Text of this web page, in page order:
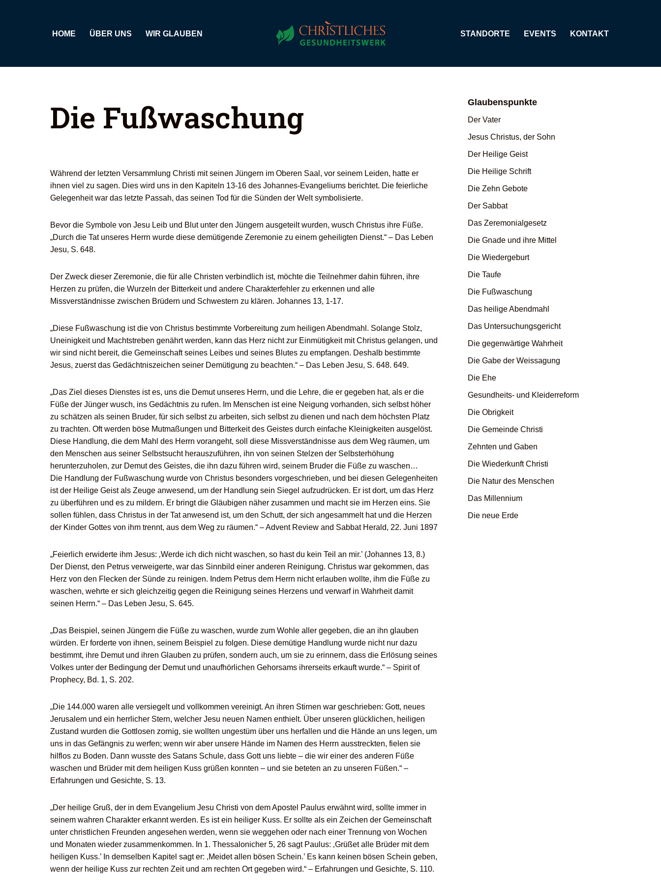
HOME ÜBER UNS WIR GLAUBEN STANDORTE EVENTS KONTAKT
Die Fußwaschung
Während der letzten Versammlung Christi mit seinen Jüngern im Oberen Saal, vor seinem Leiden, hatte er
ihnen viel zu sagen. Dies wird uns in den Kapiteln 13-16 des Johannes-Evangeliums berichtet. Die feierliche
Gelegenheit war das letzte Passah, das seinen Tod für die Sünden der Welt symbolisierte.
Bevor die Symbole von Jesu Leib und Blut unter den Jüngern ausgeteilt wurden, wusch Christus ihre Füße.
„Durch die Tat unseres Herrn wurde diese demütigende Zeremonie zu einem geheiligten Dienst.“ – Das Leben
Jesu, S. 648.
Der Zweck dieser Zeremonie, die für alle Christen verbindlich ist, möchte die Teilnehmer dahin führen, ihre
Herzen zu prüfen, die Wurzeln der Bitterkeit und andere Charakterfehler zu erkennen und alle
Missverständnisse zwischen Brüdern und Schwestern zu klären. Johannes 13, 1-17.
„Diese Fußwaschung ist die von Christus bestimmte Vorbereitung zum heiligen Abendmahl. Solange Stolz,
Uneinigkeit und Machtstreben genährt werden, kann das Herz nicht zur Einmütigkeit mit Christus gelangen, und
wir sind nicht bereit, die Gemeinschaft seines Leibes und seines Blutes zu empfangen. Deshalb bestimmte
Jesus, zuerst das Gedächtniszeichen seiner Demütigung zu beachten.“ – Das Leben Jesu, S. 648. 649.
„Das Ziel dieses Dienstes ist es, uns die Demut unseres Herrn, und die Lehre, die er gegeben hat, als er die
Füße der Jünger wusch, ins Gedächtnis zu rufen. Im Menschen ist eine Neigung vorhanden, sich selbst höher
zu schätzen als seinen Bruder, für sich selbst zu arbeiten, sich selbst zu dienen und nach dem höchsten Platz
zu trachten. Oft werden böse Mutmaßungen und Bitterkeit des Geistes durch einfache Kleinigkeiten ausgelöst.
Diese Handlung, die dem Mahl des Herrn vorangeht, soll diese Missverständnisse aus dem Weg räumen, um
den Menschen aus seiner Selbstsucht herauszuführen, ihn von seinen Stelzen der Selbsterhöhung
herunterzuholen, zur Demut des Geistes, die ihn dazu führen wird, seinem Bruder die Füße zu waschen…
Die Handlung der Fußwaschung wurde von Christus besonders vorgeschrieben, und bei diesen Gelegenheiten
ist der Heilige Geist als Zeuge anwesend, um der Handlung sein Siegel aufzudrücken. Er ist dort, um das Herz
zu überführen und es zu mildern. Er bringt die Gläubigen näher zusammen und macht sie im Herzen eins. Sie
sollen fühlen, dass Christus in der Tat anwesend ist, um den Schutt, der sich angesammelt hat und die Herzen
der Kinder Gottes von ihm trennt, aus dem Weg zu räumen.“ – Advent Review and Sabbat Herald, 22. Juni 1897
„Feierlich erwiderte ihm Jesus: ‚Werde ich dich nicht waschen, so hast du kein Teil an mir.’ (Johannes 13, 8.)
Der Dienst, den Petrus verweigerte, war das Sinnbild einer anderen Reinigung. Christus war gekommen, das
Herz von den Flecken der Sünde zu reinigen. Indem Petrus dem Herrn nicht erlauben wollte, ihm die Füße zu
waschen, wehrte er sich gleichzeitig gegen die Reinigung seines Herzens und verwarf in Wahrheit damit
seinen Herrn.“ – Das Leben Jesu, S. 645.
„Das Beispiel, seinen Jüngern die Füße zu waschen, wurde zum Wohle aller gegeben, die an ihn glauben
würden. Er forderte von ihnen, seinem Beispiel zu folgen. Diese demütige Handlung wurde nicht nur dazu
bestimmt, ihre Demut und ihren Glauben zu prüfen, sondern auch, um sie zu erinnern, dass die Erlösung seines
Volkes unter der Bedingung der Demut und unaufhörlichen Gehorsams ihrerseits erkauft wurde.“ – Spirit of
Prophecy, Bd. 1, S. 202.
„Die 144.000 waren alle versiegelt und vollkommen vereinigt. An ihren Stirnen war geschrieben: Gott, neues
Jerusalem und ein herrlicher Stern, welcher Jesu neuen Namen enthielt. Über unseren glücklichen, heiligen
Zustand wurden die Gottlosen zornig, sie wollten ungestüm über uns herfallen und die Hände an uns legen, um
uns in das Gefängnis zu werfen; wenn wir aber unsere Hände im Namen des Herrn ausstreckten, fielen sie
hilflos zu Boden. Dann wusste des Satans Schule, dass Gott uns liebte – die wir einer des anderen Füße
waschen und Brüder mit dem heiligen Kuss grüßen konnten – und sie beteten an zu unseren Füßen.“ –
Erfahrungen und Gesichte, S. 13.
„Der heilige Gruß, der in dem Evangelium Jesu Christi von dem Apostel Paulus erwähnt wird, sollte immer in
seinem wahren Charakter erkannt werden. Es ist ein heiliger Kuss. Er sollte als ein Zeichen der Gemeinschaft
unter christlichen Freunden angesehen werden, wenn sie weggehen oder nach einer Trennung von Wochen
und Monaten wieder zusammenkommen. In 1. Thessalonicher 5, 26 sagt Paulus: ‚Grüßet alle Brüder mit dem
heiligen Kuss.’ In demselben Kapitel sagt er: ‚Meidet allen bösen Schein.’ Es kann keinen bösen Schein geben,
wenn der heilige Kuss zur rechten Zeit und am rechten Ort gegeben wird.“ – Erfahrungen und Gesichte, S. 110.
Glaubenspunkte
Der Vater
Jesus Christus, der Sohn
Der Heilige Geist
Die Heilige Schrift
Die Zehn Gebote
Der Sabbat
Das Zeremonialgesetz
Die Gnade und ihre Mittel
Die Wiedergeburt
Die Taufe
Die Fußwaschung
Das heilige Abendmahl
Das Untersuchungsgericht
Die gegenwärtige Wahrheit
Die Gabe der Weissagung
Die Ehe
Gesundheits- und Kleiderreform
Die Obrigkeit
Die Gemeinde Christi
Zehnten und Gaben
Die Wiederkunft Christi
Die Natur des Menschen
Das Millennium
Die neue Erde